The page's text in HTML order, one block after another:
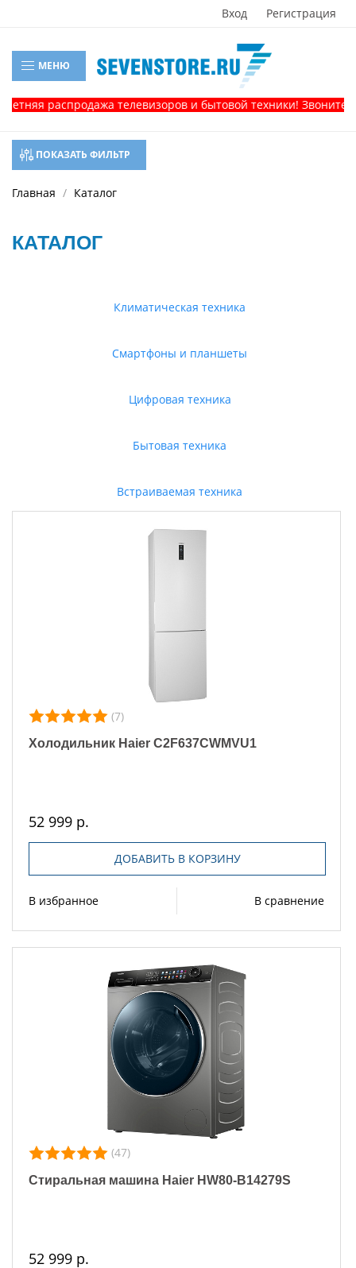
Вход Регистрация
МЕНЮ
телевизоров и бытовой техники! Звоните, и
ПОКАЗАТЬ ФИЛЬТР
Главная Каталог
КАТАЛОГ
Климатическая техника
Смартфоны и планшеты
Цифровая техника
Бытовая техника
Встраиваемая техника
(7)
Холодильник Haier C2F637CWMVU1
52 999 р.
ДОБАВИТЬ В КОРЗИНУ
В избранное В сравнение
(47)
Стиральная машина Haier HW80-B14279S
52 999 р.